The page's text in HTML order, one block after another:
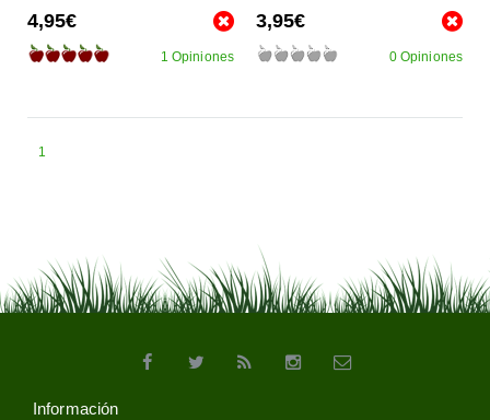
4,95€
1 Opiniones
3,95€
0 Opiniones
1
Información